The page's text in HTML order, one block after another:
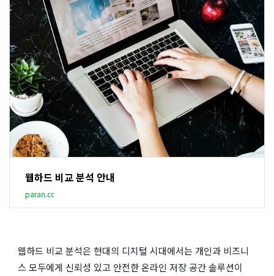
웹하드 비교 분석 안내
paran.cc
웹하드 비교 분석은 현대의 디지털 시대에서는 개인과 비즈니
스 모두에게 신뢰성 있고 안전한 온라인 저장 공간 솔루션이